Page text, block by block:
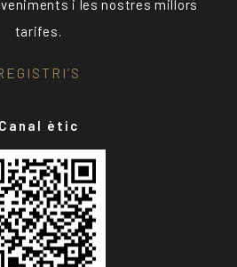
i les nostres millors
tarifes.
Canal ètic